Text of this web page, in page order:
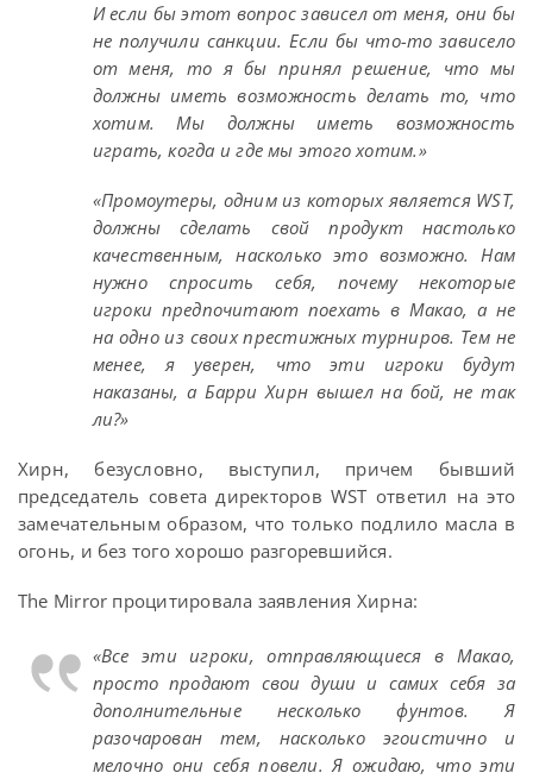
И если бы этот вопрос зависел от меня, они бы
не получили санкции. Если бы что-то зависело
от меня, то я бы принял решение, что мы
должны иметь возможность делать то, что
хотим. Мы должны иметь возможность
играть, когда и где мы этого хотим.»
«Промоутеры, одним из которых является WST,
должны сделать свой продукт настолько
качественным, насколько это возможно. Нам
нужно спросить себя, почему некоторые
игроки предпочитают поехать в Макао, а не
на одно из своих престижных турниров. Тем не
менее, я уверен, что эти игроки будут
наказаны, а Барри Хирн вышел на бой, не так
ли?»
Хирн, безусловно, выступил, причем бывший
председатель совета директоров WST ответил на это
замечательным образом, что только подлило масла в
огонь, и без того хорошо разгоревшийся.
The Mirror процитировала заявления Хирна:
«Все эти игроки, отправляющиеся в Макао,
просто продают свои души и самих себя за
дополнительные несколько фунтов. Я
разочарован тем, насколько эгоистично и
мелочно они себя повели. Я ожидаю, что эти